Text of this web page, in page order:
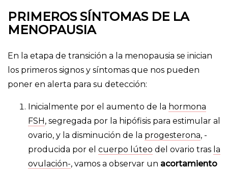
PRIMEROS SÍNTOMAS DE LA
MENOPAUSIA
En la etapa de transición a la menopausia se inician
los primeros signos y síntomas que nos pueden
poner en alerta para su detección:
Inicialmente por el aumento de la hormona
FSH, segregada por la hipófisis para estimular al
ovario, y la disminución de la progesterona, -
producida por el cuerpo lúteo del ovario tras la
ovulación-, vamos a observar un acortamiento